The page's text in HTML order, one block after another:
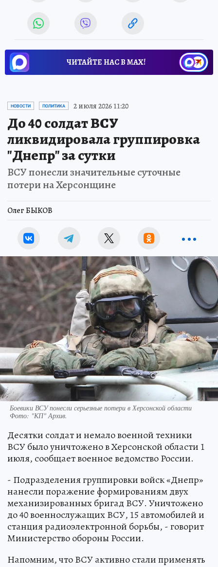
ЧИТАЙТЕ НАС В МАХ!
НОВОСТИ ПОЛИТИКА 2 июля 2026 11:20
До 40 солдат ВСУ
ликвидировала группировка
"Днепр" за сутки
ВСУ понесли значительные суточные
потери на Херсонщине
Олег БЫКОВ
Боевики ВСУ понесли серьезные потери в Херсонской области
Фото: "КП" Архив.
Десятки солдат и немало военной техники
ВСУ было уничтожено в Херсонской области 1
июля, сообщает военное ведомство России.
- Подразделения группировки войск «Днепр»
нанесли поражение формированиям двух
механизированных бригад ВСУ. Уничтожено
до 40 военнослужащих ВСУ, 15 автомобилей и
станция радиоэлектронной борьбы, - говорит
Министерство обороны России.
Напомним, что ВСУ активно стали применять